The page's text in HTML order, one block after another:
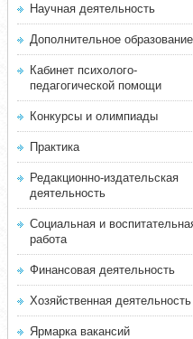
Научная деятельность
Дополнительное образование
Кабинет психолого-
педагогической помощи
Конкурсы и олимпиады
Практика
Редакционно-издательская
деятельность
Социальная и
работа
Финансовая деятельность
Хозяйственная деятельность
Ярмарка вакансий